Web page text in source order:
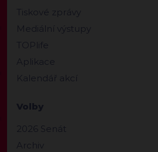
Tiskové zprávy
Mediální výstupy
TOPlife
Aplikace
Kalendář akcí
Volby
2026 Senát
Archiv